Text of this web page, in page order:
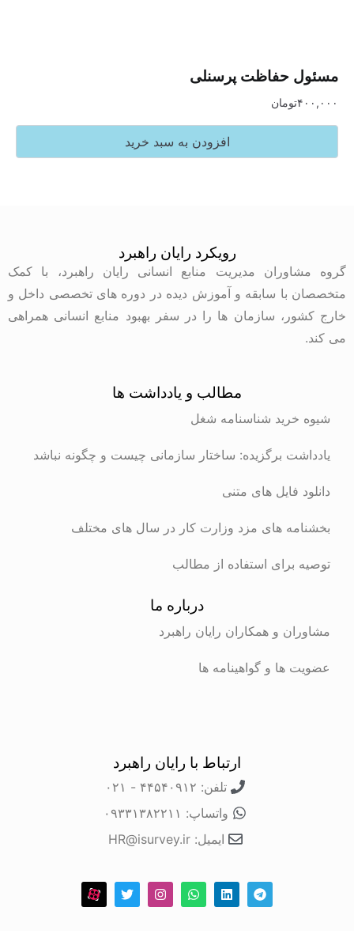
حفاظت پرسنلی
تومان
افزودن به سبد خرید
رویکرد رایان راهبرد
مدیریت منابع انسانی رایان راهبرد، با کمک
با سابقه و آموزش دیده در دوره های تخصصی داخل و
سازمان ها را در سفر بهبود منابع انسانی همراهی
مطالب و یادداشت ها
شناسنامه شغل
برگزیده: ساختار سازمانی چیست و چگونه نباشد
فایل های متنی
های مزد وزارت کار در سال های مختلف
استفاده از مطالب
و همکاران رایان راهبرد
و گواهینامه ها
ارتباط با رایان راهبرد
واتساپ: ۰۹۳۳۱۳۸۲۲۱۱